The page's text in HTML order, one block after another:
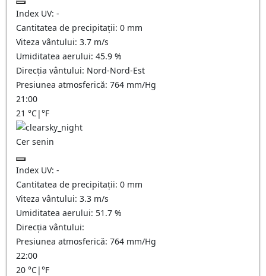
Index UV: -
Cantitatea de precipitații: 0 mm
Viteza vântului: 3.7 m/s
Umiditatea aerului: 45.9 %
Direcția vântului: Nord-Nord-Est
Presiunea atmosferică: 764 mm/Hg
21:00
21 °C|°F
Cer senin
Index UV: -
Cantitatea de precipitații: 0 mm
Viteza vântului: 3.3 m/s
Umiditatea aerului: 51.7 %
Direcția vântului:
Presiunea atmosferică: 764 mm/Hg
22:00
20 °C|°F